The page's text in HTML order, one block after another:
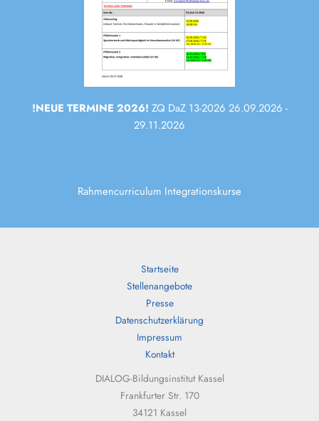
!NEUE TERMINE 2026! ZQ DaZ 13-2026 26.09.2026 -
29.11.2026
Rahmencurriculum Integrationskurse
Startseite
Stellenangebote
Presse
Datenschutzerklärung
Impressum
Kontakt
DIALOG-Bildungsinstitut Kassel
Frankfurter Str. 170
34121 Kassel